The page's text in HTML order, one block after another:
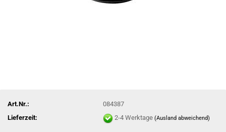
Art.Nr.:
084387
Lieferzeit:
2-4 Werktage(Ausland abweichend)